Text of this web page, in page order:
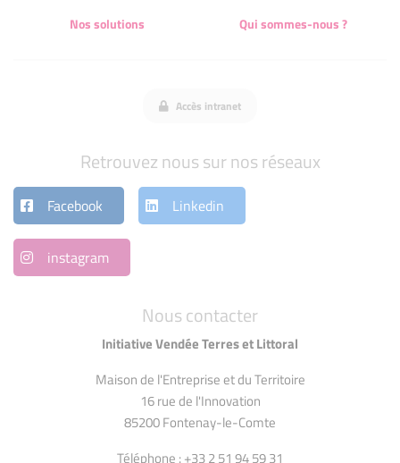
Nous contacter
Initiative Vendée Terres et Littoral
Maison de l'Entreprise et du Territoire
16 rue de l'Innovation
85200 Fontenay-le-Comte
Téléphone : +33 2 51 94 59 31
Nos solutions
Qui sommes-nous ?
Accès intranet
Retrouvez nous sur nos réseaux
Facebook Linkedin
instagram